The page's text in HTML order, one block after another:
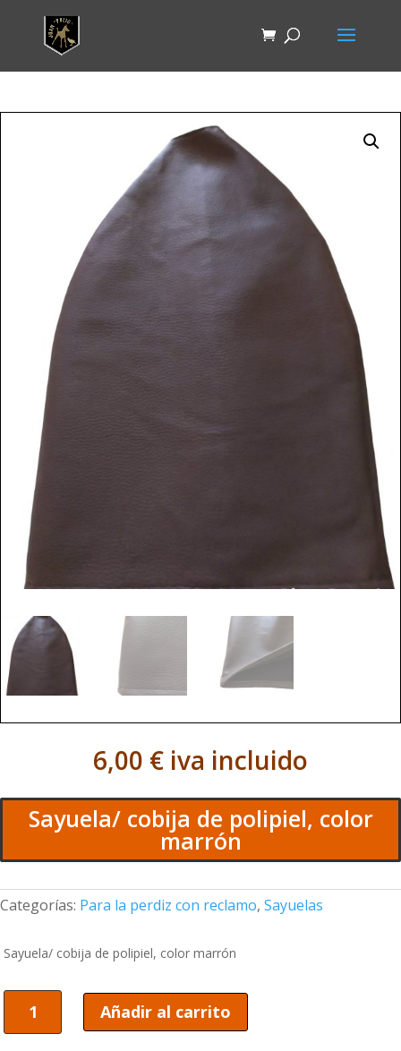
6,00 € iva incluido
Sayuela/ cobija de polipiel, color
marrón
Categorías: Para la perdiz con reclamo, Sayuelas
Sayuela/ cobija de polipiel, color marrón
Sayuela/
cobija
de
Añadir al carrito